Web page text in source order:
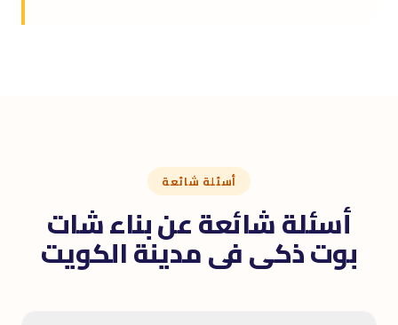
أسئلة شائعة
أسئلة شائعة عن بناء شات
بوت ذكى فى مدينة الكويت